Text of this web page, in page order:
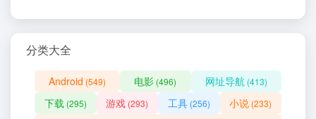
分类大全
Android (549) 电影 (496) 网址导航 (413)
下载 (295) 游戏 (293) 工具(256) 小说 (233)